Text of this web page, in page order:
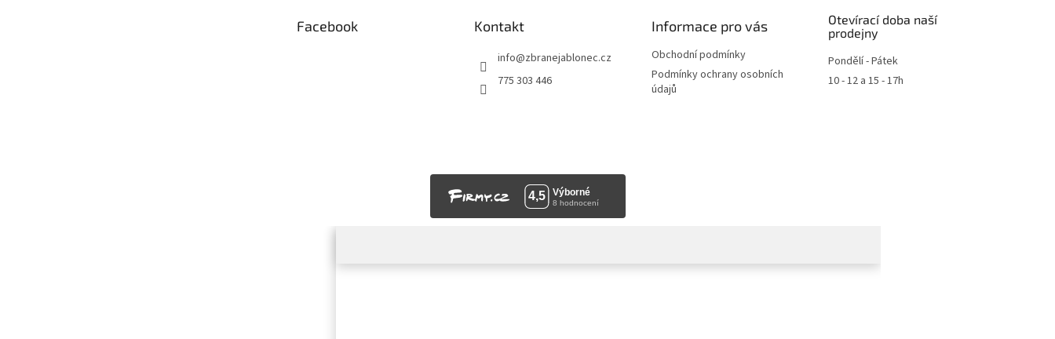
Facebook Kontakt
info@zbranejablonec.cz
775 303 446
Informace pro vás
Obchodní podmínky
Podmínky ochrany osobních
údajů
Otevírací doba naší
prodejny
Pondělí - Pátek
10 - 12 a 15 - 17h